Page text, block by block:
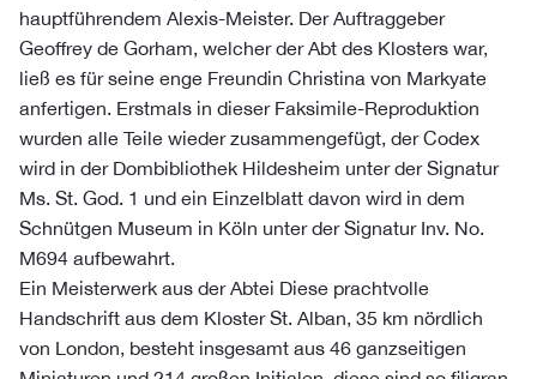
hauptführendem Alexis-Meister. Der Auftraggeber
Geoffrey de Gorham, welcher der Abt des Klosters war,
ließ es für seine enge Freundin Christina von Markyate
anfertigen. Erstmals in dieser Faksimile-Reproduktion
wurden alle Teile wieder zusammengefügt, der Codex
wird in der Dombibliothek Hildesheim unter der Signatur
Ms. St. God. 1 und ein Einzelblatt davon wird in dem
Schnütgen Museum in Köln unter der Signatur Inv. No.
M694 aufbewahrt.
Ein Meisterwerk aus der Abtei Diese prachtvolle
Handschrift aus dem Kloster St. Alban, 35 km nördlich
von London, besteht insgesamt aus 46 ganzseitigen